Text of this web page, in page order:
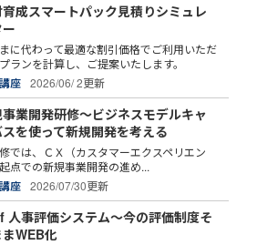
育成スマートパック見積りシミュレ
に代わって最適な割引価格でご利用いただ
ランを計算し、ご提案いたします。
座
2026/06/ 2更新
業開発研修～ビジネスモデルキャ
スを使って新規開発を考える
では、ＣＸ（カスタマーエクスペリエン
点での新規事業開発の進め...
座
2026/07/30更新
人事評価システム～今の評価制度そ
まWEB化